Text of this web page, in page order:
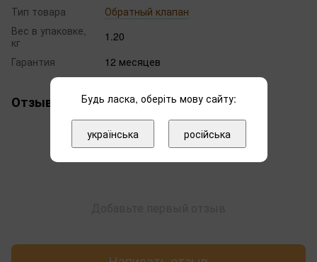
Тип товара
Обратный клапан
Вес в упаковке,
кг
1.20
Гарантия
12 месяцев
Отзывы Будь ласка, оберіть мову сайту:
українська російська